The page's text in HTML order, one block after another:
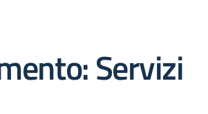
Servizi